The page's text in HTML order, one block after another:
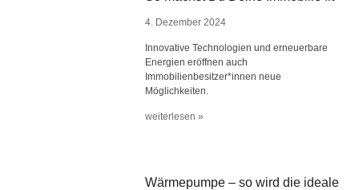
4. Dezember 2024
Innovative Technologien und erneuerbare
Energien eröffnen auch
Immobilienbesitzer*innen neue
Möglichkeiten.
weiterlesen »
Wärmepumpe – so wird die ideale